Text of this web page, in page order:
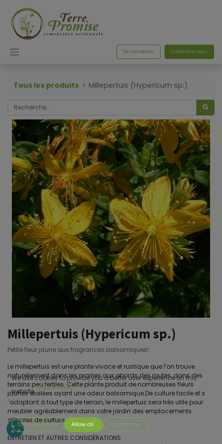
Se connecter Contactez-nous
Tous les produits Millepertuis (Hypericum sp.)
Millepertuis (Hypericum sp.)
Petite fleur jaune aux fragrances balsamiques!
Le millepertuis est une plante vivace et rustique que l’on trouve
naturellement dans les prairies aux abords des routes, dans des
terrains peu fertiles. Cette plante produit de nombreuses fleurs
jaunes étoilées ayant une odeur balsamique.De culture facile et s
´adaptant à tout type de terrain, le millepertuis sera très utile pour
meubler agréablement dans votre jardin des emplacements
difficiles de culture.
ENTRETIEN ET AUTRES CONSIDÉRATIONS
We use cookies to provide you a better user experience on this
website. Cookie Policy
Only essentials Allow all Customize